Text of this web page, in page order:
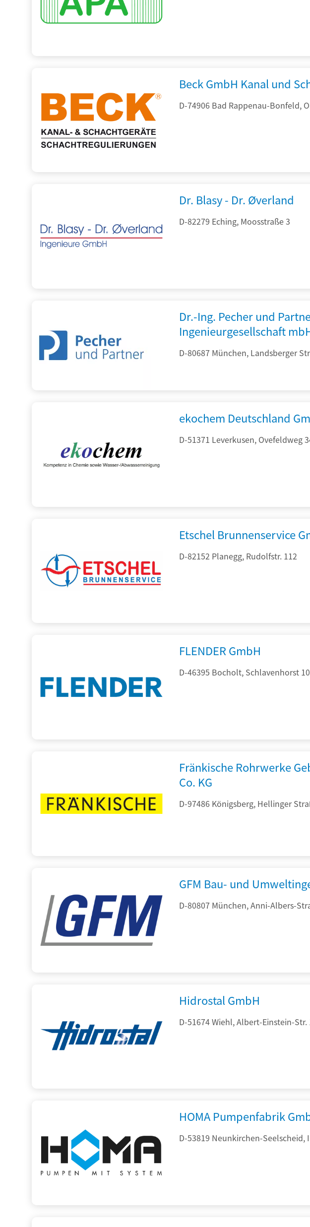
Beck GmbH Kanal und
D-74906 Bad Rappenau-Bonfeld,
Dr. Blasy - Dr. Øverland
D-82279 Eching, Moosstraße 3
Dr.-Ing. Pecher und
Ingenieurgesellschaft
D-80687 München, Landsberger
ekochem Deutschland
D-51371 Leverkusen, Ovefeldweg
Etschel Brunnenservice
D-82152 Planegg, Rudolfstr. 112
FLENDER GmbH
D-46395 Bocholt, Schlavenhorst
Fränkische Rohrwerke
Co. KG
D-97486 Königsberg, Hellinger
GFM Bau- und
D-80807 München, Anni-Albers-
Hidrostal GmbH
D-51674 Wiehl, Albert-Einstein-Str.
HOMA Pumpenfabrik
D-53819 Neunkirchen-Seelscheid,